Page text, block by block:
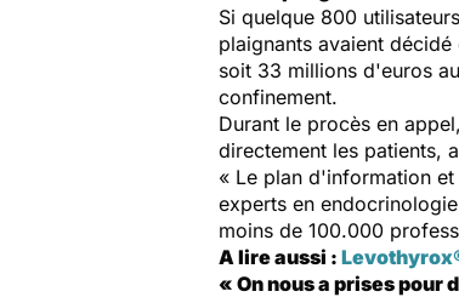
Si quelque 800
plaignants avaient
soit 33 millions d'euros
confinement.
Durant le procès en
directement les patients,
« Le plan d'information
experts en
moins de 100.000
A lire aussi :
« On nous a prises pour